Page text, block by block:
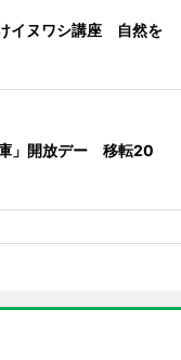
イヌワシ講座 自然を
」開放デー 移転20